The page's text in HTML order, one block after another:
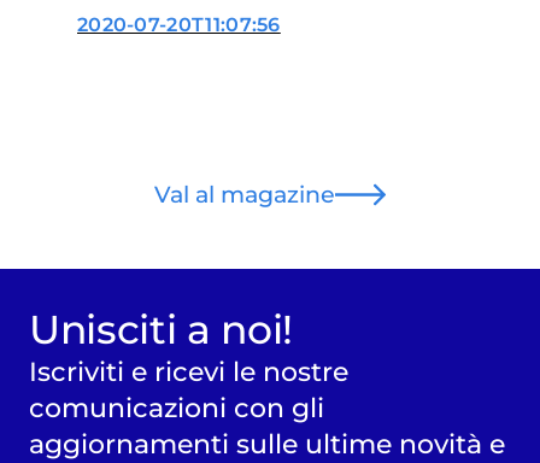
2020-07-20T11:07:56
Val al magazine
Unisciti a noi!
Iscriviti e ricevi le nostre
comunicazioni con gli
aggiornamenti sulle ultime novità e